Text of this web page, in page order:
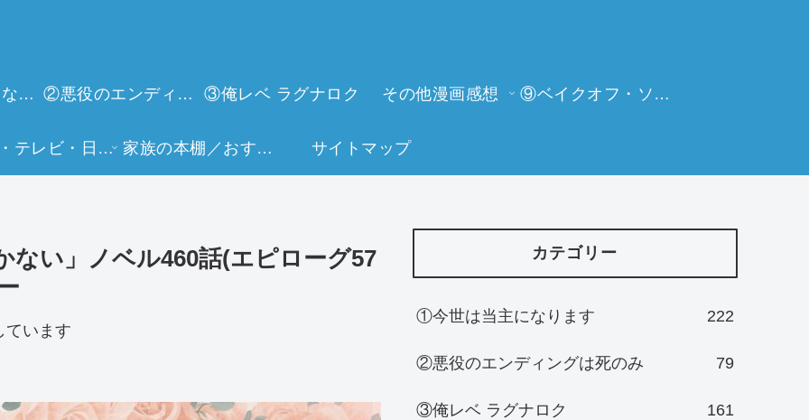
①今世は当主になります ②悪役のエンディングは死のみ ③俺レベ ラグナロク その他漫画感想 ⑨ベイクオフ・ソーイングビー
映画・テレビ・日常生活 家族の本棚／おすすめミュージアム サイトマップ
ない」ノベル460話(エピローグ57
ています
カテゴリー
①今世は当主になります 222
②悪役のエンディングは死のみ 79
③俺レベ ラグナロク 161